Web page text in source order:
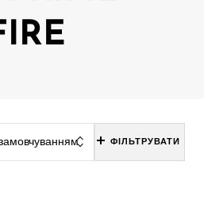
ФІЛЬТРУВАТИ